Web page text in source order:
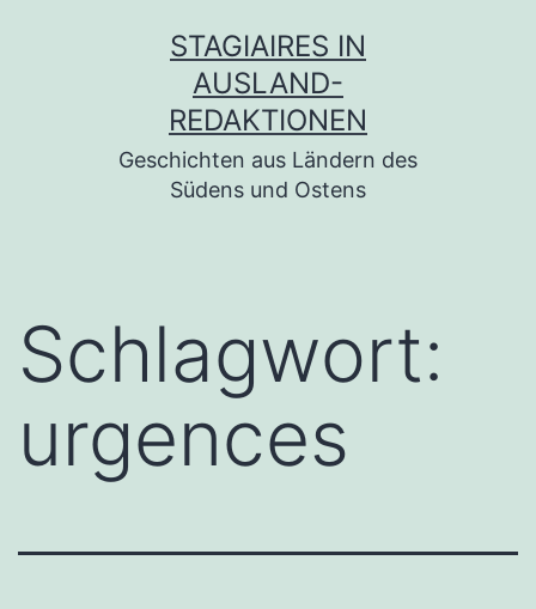
STAGIAIRES IN
AUSLAND-
REDAKTIONEN
Geschichten aus Ländern des
Südens und Ostens
Schlagwort:
urgences